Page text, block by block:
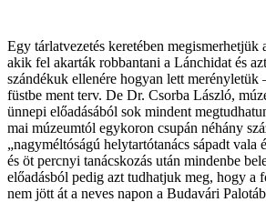
Egy tárlatvezetés keretében megismerhetjük
akik fel akarták robbantani a Lánchidat és
szándékuk ellenére hogyan lett merényletük
füstbe ment terv. De Dr. Csorba László,
ünnepi előadásából sok mindent
mai múzeumtól egykoron csupán néhány
„nagyméltóságú helytartótanács sápadt vala
és öt percnyi tanácskozás után mindenbe
előadásból pedig azt tudhatjuk meg, hogy a
nem jött át a neves napon a Budavári